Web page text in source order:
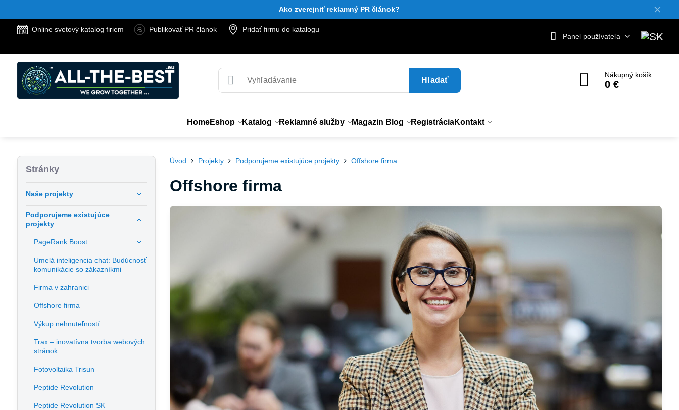
✕
Ako zverejniť reklamný PR článok?
Online svetový katalog firiem Publikovať PR článok
Pridať firmu do katalogu
Panel používateľa
Hľadať
Nákupný košík
0 €
HomeEshop Katalog Reklamné služby Magazin Blog RegistráciaKontakt
Úvod Projekty Podporujeme existujúce projekty Offshore firma
Offshore firma
Stránky
Naše projekty
Podporujeme existujúce
projekty
PageRank Boost
Umelá inteligencia chat: Budúcnosť
komunikácie so zákazníkmi
Firma v zahranici
Offshore firma
Výkup nehnuteľností
Trax – inovatívna tvorba webových
stránok
Fotovoltaika Trisun
Peptide Revolution
Peptide Revolution SK